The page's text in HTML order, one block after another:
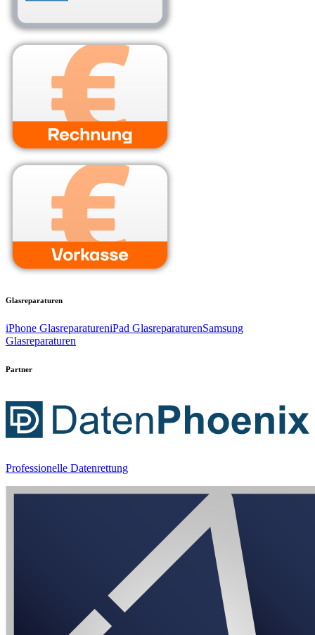
Glasreparaturen
iPhone GlasreparatureniPad GlasreparaturenSamsung
Glasreparaturen
Partner
Professionelle Datenrettung